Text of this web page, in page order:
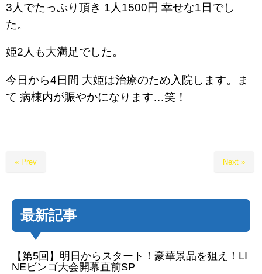
3人でたっぷり頂き 1人1500円 幸せな1日でし
た。
姫2人も大満足でした。
今日から4日間 大姫は治療のため入院します。ま
て 病棟内が賑やかになります…笑！
« Prev Next »
最新記事
【第5回】明日からスタート！豪華景品を狙え！LI
NEビンゴ大会開幕直前SP